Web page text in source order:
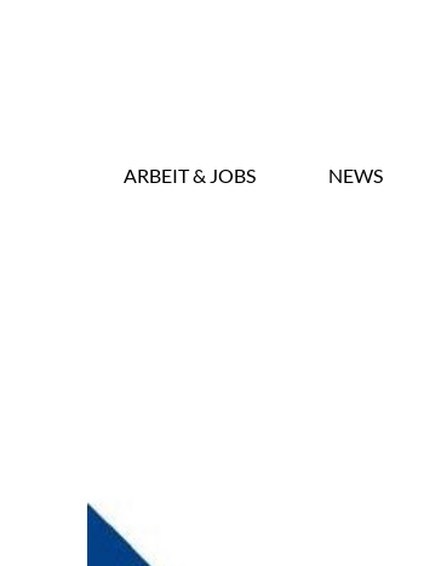
ARBEIT & JOBS NEWS